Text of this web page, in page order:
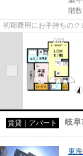
階
初期費用にお手持ちの
賃貸｜アパート 岐阜
東